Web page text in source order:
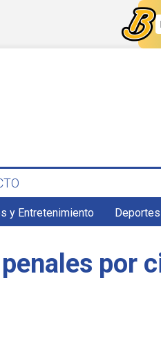
y Entretenimiento Deportes
por